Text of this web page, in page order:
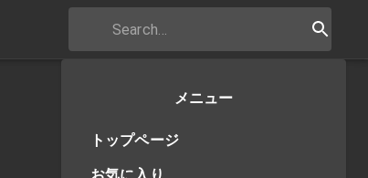
メニュー
トップページ